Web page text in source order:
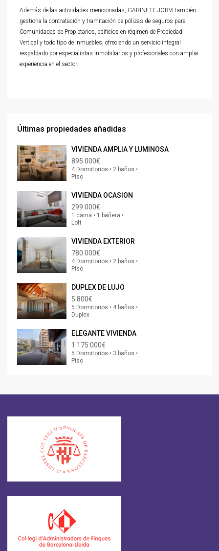
Además de las actividades mencionadas, GABINETE JORVI también
gestiona la contratación y tramitación de pólizas de seguros para
Comunidades de Propietarios, edificios en régimen de Propiedad
Vertical y todo tipo de inmuebles, ofreciendo un servicio integral
respaldado por especialistas inmobiliarios y profesionales con amplia
experiencia en el sector.
Últimas propiedades añadidas
VIVIENDA AMPLIA Y LUMINOSA
895.000€
4 Dormitorios • 2 baños •
Piso
VIVIENDA OCASION
299.000€
1 cama • 1 bañera •
Loft
VIVIENDA EXTERIOR
780.000€
4 Dormitorios • 2 baños •
Piso
DUPLEX DE LUJO
5.800€
5 Dormitorios • 4 baños •
Dúplex
ELEGANTE VIVIENDA
1.175.000€
5 Dormitorios • 3 baños •
Piso